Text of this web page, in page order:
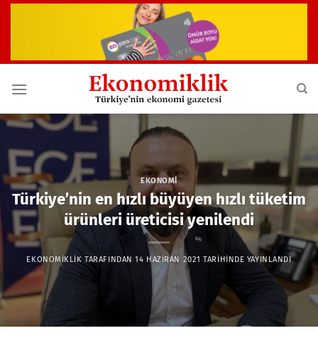
EKONOMI
Türkiye’nin en hızlı büyüyen hızlı tüketim
ürünleri üreticisi yenilendi
EKONOMIKLIK TARAFINDAN 14 HAZIRAN 2021 TARIHINDE YAYINLANDI